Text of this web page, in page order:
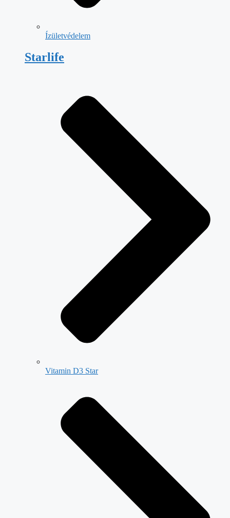
Ízületvédelem
Starlife
Vitamin D3 Star